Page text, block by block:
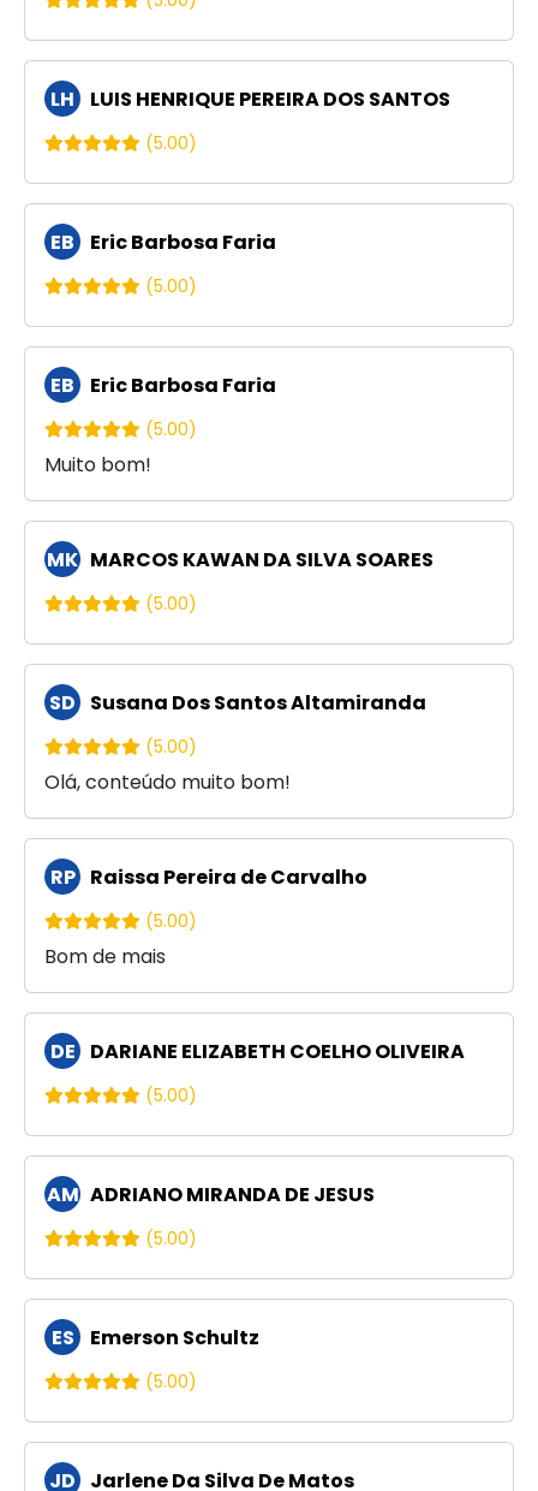
LH LUIS HENRIQUE PEREIRA DOS SANTOS
(5.00)
EB Eric Barbosa Faria
(5.00)
EB Eric Barbosa Faria
(5.00)
Muito bom!
MK MARCOS KAWAN DA SILVA SOARES
(5.00)
SD Susana Dos Santos Altamiranda
(5.00)
Olá, conteúdo muito bom!
RP Raissa Pereira de Carvalho
(5.00)
Bom de mais
DE DARIANE ELIZABETH COELHO OLIVEIRA
(5.00)
AM ADRIANO MIRANDA DE JESUS
(5.00)
ES Emerson Schultz
(5.00)
JD Jarlene Da Silva De Matos